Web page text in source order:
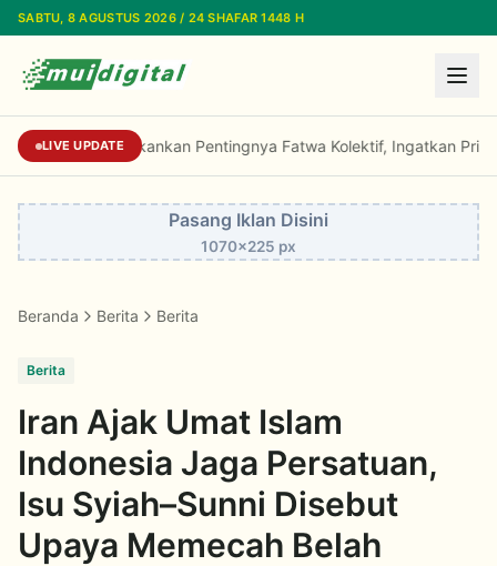
Lewati ke konten utama
SABTU, 8 AGUSTUS 2026 / 24 SHAFAR 1448 H
LIVE UPDATE Buya Gusrizal Tekankan Pentingnya Fatwa
Pasang Iklan Disini
1070x225 px
Beranda Berita Berita
Berita
Iran Ajak Umat Islam
Indonesia Jaga Persatuan,
Isu Syiah–Sunni Disebut
Upaya Memecah Belah